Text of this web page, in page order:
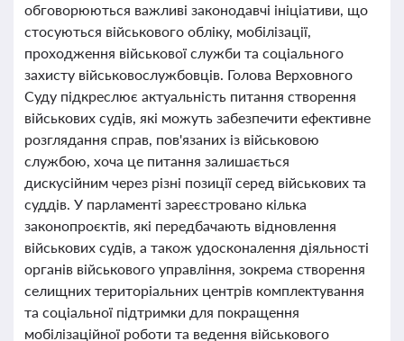
обговорюються важливі законодавчі ініціативи, що
стосуються військового обліку, мобілізації,
проходження військової служби та соціального
захисту військовослужбовців. Голова Верховного
Суду підкреслює актуальність питання створення
військових судів, які можуть забезпечити ефективне
розглядання справ, пов'язаних із військовою
службою, хоча це питання залишається
дискусійним через різні позиції серед військових та
суддів. У парламенті зареєстровано кілька
законопроєктів, які передбачають відновлення
військових судів, а також удосконалення діяльності
органів військового управління, зокрема створення
селищних територіальних центрів комплектування
та соціальної підтримки для покращення
мобілізаційної роботи та ведення військового